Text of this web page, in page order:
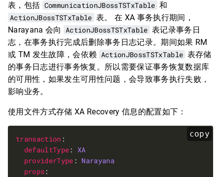
表，包括 CommunicationJBossTSTxTable 和
ActionJBossTSTxTable 表。 在 XA 事务执行期间，
Narayana 会向 ActionJBossTSTxTable 表记录事务日
志，在事务执行完成后删除事务日志记录。期间如果 RM
或 TM 发生故障，会依赖 ActionJBossTSTxTable 表存储
的事务日志进行事务恢复。所以需要保证事务恢复数据库
的可用性，如果发生可用性问题，会导致事务执行失败，
影响业务。
使用文件方式存储 XA Recovery 信息的配置如下：
copy
transaction
defaultType: XA
providerType : Narayana
props